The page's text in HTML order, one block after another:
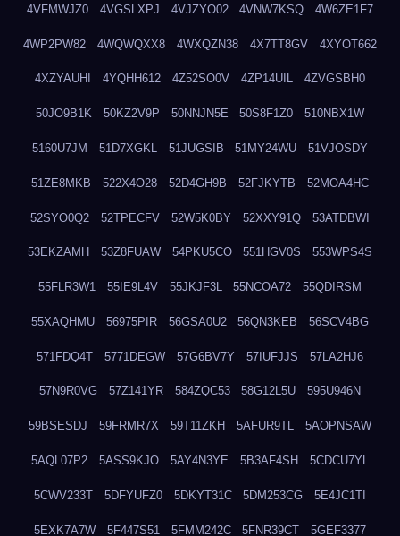
4VFMWJZ0 4VGSLXPJ 4VJZYO02 4VNW7KSQ 4W6ZE1F7
4WP2PW82 4WQWQXX8 4WXQZN38 4X7TT8GV 4XYOT662
4XZYAUHI 4YQHH612 4Z52SO0V 4ZP14UIL 4ZVGSBH0
50JO9B1K 50KZ2V9P 50NNJN5E 50S8F1Z0 510NBX1W
5160U7JM 51D7XGKL 51JUGSIB 51MY24WU 51VJOSDY
51ZE8MKB 522X4O28 52D4GH9B 52FJKYTB 52MOA4HC
52SYO0Q2 52TPECFV 52W5K0BY 52XXY91Q 53ATDBWI
53EKZAMH 53Z8FUAW 54PKU5CO 551HGV0S 553WPS4S
55FLR3W1 55IE9L4V 55JKJF3L 55NCOA72 55QDIRSM
55XAQHMU 56975PIR 56GSA0U2 56QN3KEB 56SCV4BG
571FDQ4T 5771DEGW 57G6BV7Y 57IUFJJS 57LA2HJ6
57N9R0VG 57Z141YR 584ZQC53 58G12L5U 595U946N
59BSESDJ 59FRMR7X 59T11ZKH 5AFUR9TL 5AOPNSAW
5AQL07P2 5ASS9KJO 5AY4N3YE 5B3AF4SH 5CDCU7YL
5CWV233T 5DFYUFZ0 5DKYT31C 5DM253CG 5E4JC1TI
5EXK7A7W 5F447S51 5FMM242C 5FNR39CT 5GEF3377